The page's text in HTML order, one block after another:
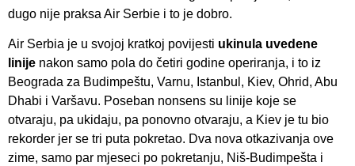
dugo nije praksa Air Serbie i to je dobro.
Air Serbia je u svojoj kratkoj povijesti ukinula uvedene
linije nakon samo pola do četiri godine operiranja, i to iz
Beograda za Budimpeštu, Varnu, Istanbul, Kiev, Ohrid, Abu
Dhabi i Varšavu. Poseban nonsens su linije koje se
otvaraju, pa ukidaju, pa ponovno otvaraju, a Kiev je tu bio
rekorder jer se tri puta pokretao. Dva nova otkazivanja ove
zime, samo par mjeseci po pokretanju, Niš-Budimpešta i